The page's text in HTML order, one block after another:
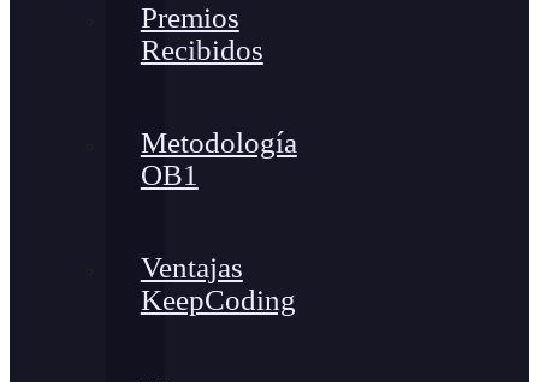
Premios
Recibidos
Metodología
OB1
Ventajas
KeepCoding